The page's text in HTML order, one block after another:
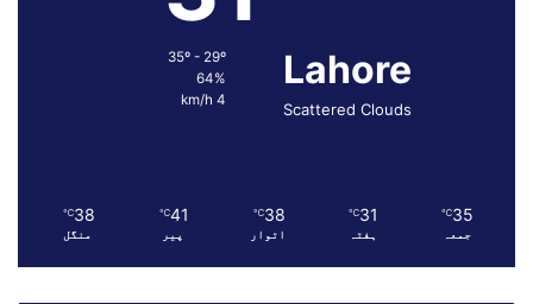
ل
Lahore
Scattered Clouds
64%
4 km/h
35
℃
جمعہ
31
℃
ہفتہ
38
℃
اتوار
41
℃
پیر
38
℃
منگل